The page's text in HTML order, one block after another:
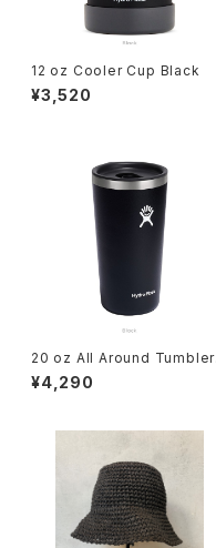
12 oz Cooler Cup Black
¥3,520
20 oz All Around Tumbler
Black
¥4,290